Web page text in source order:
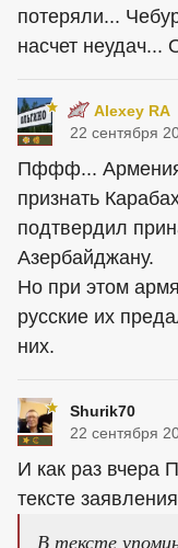
потеряли...
насчет неудач...
Alexey RA
22 сентября
Пффф... Армения
признать
подтвердил
Азербайджану.
Но при этом
русские их
них.
Shurik70
22 сентября
И как раз вчера
тексте
В тексте